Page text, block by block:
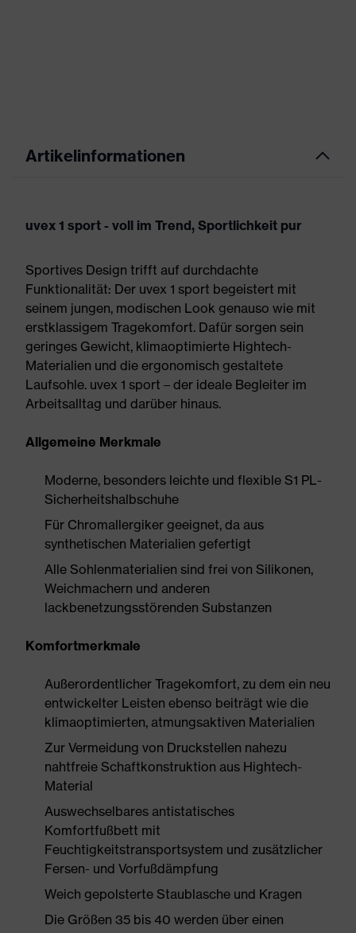
Artikelinformationen
uvex 1 sport - voll im Trend, Sportlichkeit pur
Sportives Design trifft auf durchdachte
Funktionalität: Der uvex 1 sport begeistert mit
seinem jungen, modischen Look genauso wie mit
erstklassigem Tragekomfort. Dafür sorgen sein
geringes Gewicht, klimaoptimierte Hightech-
Materialien und die ergonomisch gestaltete
Laufsohle. uvex 1 sport – der ideale Begleiter im
Arbeitsalltag und darüber hinaus.
Allgemeine Merkmale
Moderne, besonders leichte und flexible S1 PL-
Sicherheitshalbschuhe
Für Chromallergiker geeignet, da aus
synthetischen Materialien gefertigt
Alle Sohlenmaterialien sind frei von Silikonen,
Weichmachern und anderen
lackbenetzungsstörenden Substanzen
Komfortmerkmale
Außerordentlicher Tragekomfort, zu dem ein neu
entwickelter Leisten ebenso beiträgt wie die
klimaoptimierten, atmungsaktiven Materialien
Zur Vermeidung von Druckstellen nahezu
nahtfreie Schaftkonstruktion aus Hightech-
Material
Auswechselbares antistatisches
Komfortfußbett mit
Feuchtigkeitstransportsystem und zusätzlicher
Fersen- und Vorfußdämpfung
Weich gepolsterte Staublasche und Kragen
Die Größen 35 bis 40 werden über einen